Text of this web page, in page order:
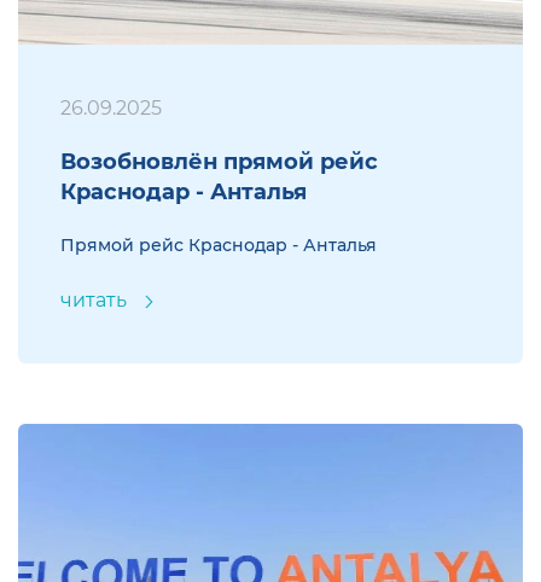
26.09.2025
Возобновлён прямой рейс
Краснодар - Анталья
Прямой рейс Краснодар - Анталья
читать